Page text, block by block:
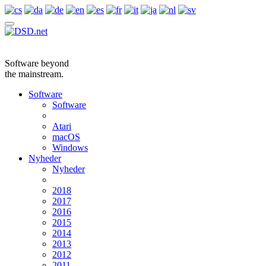
Software beyond
the mainstream.
Software
Software
Atari
macOS
Windows
Nyheder
Nyheder
2018
2017
2016
2015
2014
2013
2012